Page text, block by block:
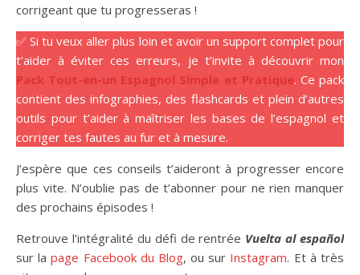
corrigeant que tu progresseras !
✅ Si tu veux aller plus loin et avoir un support complet pour
t’aider à éviter ces erreurs, je t’invite à découvrir mon
Pack Tout-en-un Espagnol Simple et Pratique. Ce pack
contient des infographies, des flashcards et plein d’autres
outils pour t’aider à maîtriser les bases de l’espagnol et
corriger tes fautes au fur et à mesure.
J’espère que ces conseils t’aideront à progresser encore
plus vite. N’oublie pas de t’abonner pour ne rien manquer
des prochains épisodes !
Retrouve l’intégralité du défi de rentrée Vuelta al español
sur lapage Facebook du Blog, ou sur Instagram. Et à très